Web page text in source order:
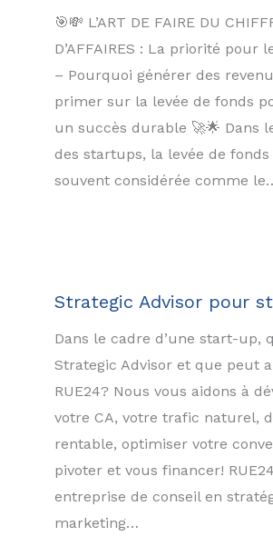
🎯💸 L’ART DE FAIRE DU
D’AFFAIRES : La priorité pour
– Pourquoi générer des
primer sur la levée de fonds
un succès durable 🚀🌟 Dans
des startups, la levée de fonds
souvent considérée comme
Strategic Advisor pour
Dans le cadre d’une start-up,
Strategic Advisor et que peut
RUE24? Nous vous aidons à
votre CA, votre trafic naturel,
rentable, optimiser votre
pivoter et vous financer!
entreprise de conseil en
marketing…